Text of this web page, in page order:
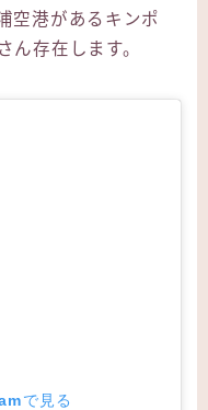
空港があるキンポ
ん存在します。
で見る